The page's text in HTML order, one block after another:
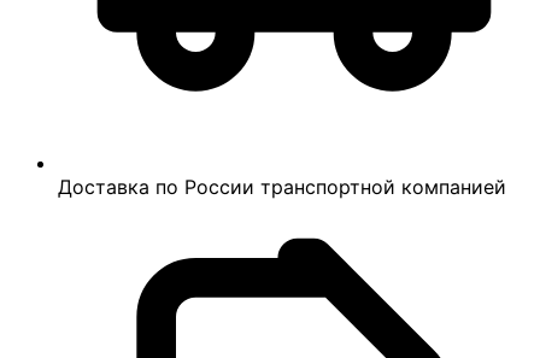
Доставка по России транспортной компанией